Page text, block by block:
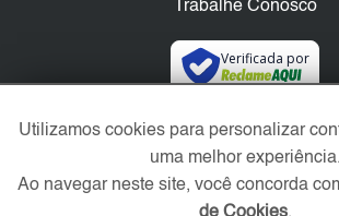
Trabalhe Conosco
Verificada por
Redes Sociais
Utilizamos cookies para personalizar
uma melhor experiência.
Ao navegar neste site, você concorda